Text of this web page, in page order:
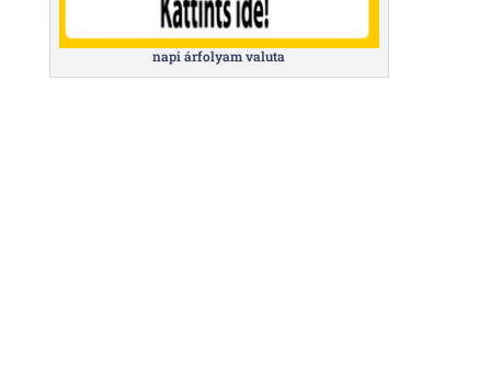
napi árfolyam valuta